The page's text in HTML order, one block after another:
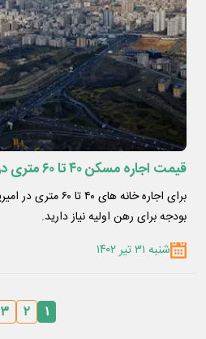
قیمت اجاره مسکن ۴۰ تا ۶۰ متری در امیریه
بودجه برای رهن اولیه نیاز دارید.
شنبه ۳۱ تیر ۱۴۰۲
۱ ۲ ۳